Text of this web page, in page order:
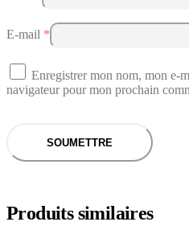
E-mail *
Enregistrer mon nom, mon e-
navigateur pour mon prochain
Produits similaires